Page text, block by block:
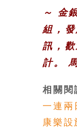
～ 金
組，
訊，
計。
相關閱
一連兩
康樂設